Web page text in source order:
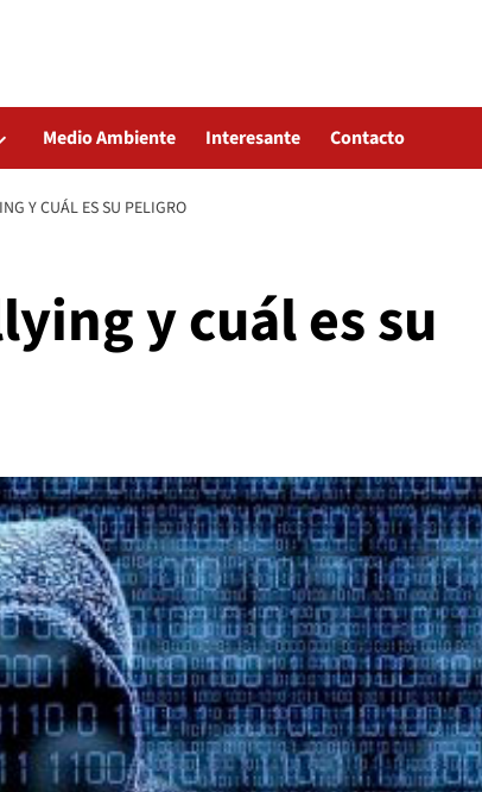
Medio Ambiente Interesante Contacto
Y CUÁL ES SU PELIGRO
y cuál es su